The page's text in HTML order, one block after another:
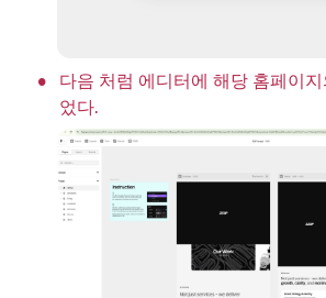
•
다음 처럼 에디터에 해당 홈페이
었다.